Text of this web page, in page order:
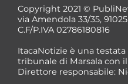
Copyright 2021 ©
via Amendola 33/35,
C.F/P.IVA 02786180816
ItacaNotizie è una
tribunale di Marsala con il
Direttore responsabile: